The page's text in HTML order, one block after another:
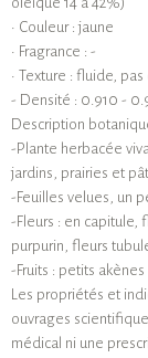
• Couleur : jaune
• Fragrance : -
• Texture : fluide,
- Densité : 0.910 -
Description
-Plante herbacée
jardins, prairies et
-Feuilles velues, un
-Fleurs : en capitule,
purpurin, fleurs
-Fruits : petits
Les propriétés et
ouvrages
médical ni une